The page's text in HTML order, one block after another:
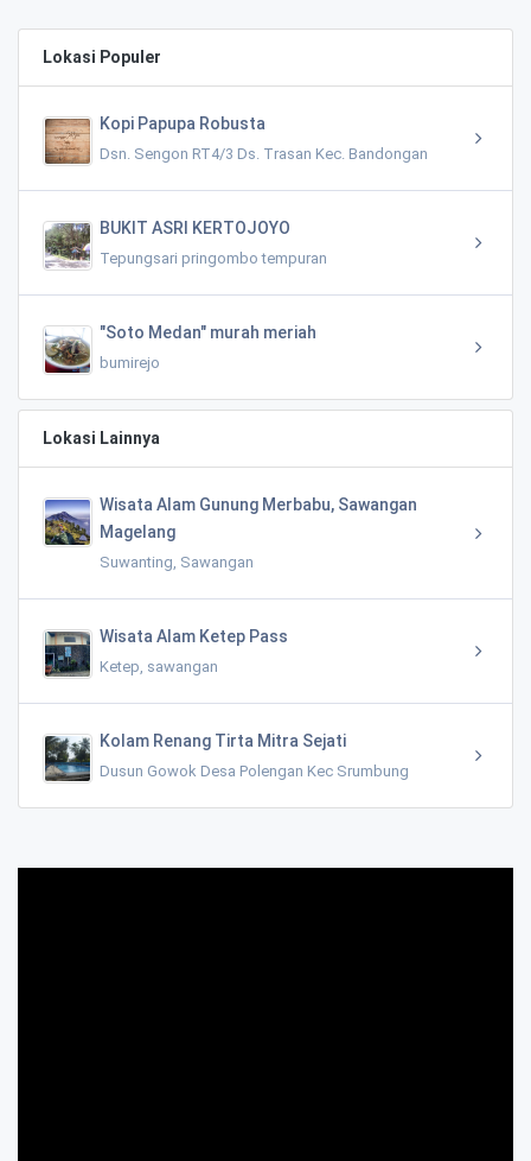
Lokasi Populer
Kopi Papupa Robusta
Dsn. Sengon RT4/3 Ds. Trasan Kec. Bandongan
BUKIT ASRI KERTOJOYO
Tepungsari pringombo tempuran
"Soto Medan" murah meriah
bumirejo
Lokasi Lainnya
Wisata Alam Gunung Merbabu, Sawangan
Magelang
Suwanting, Sawangan
Wisata Alam Ketep Pass
Ketep, sawangan
Kolam Renang Tirta Mitra Sejati
Dusun Gowok Desa Polengan Kec Srumbung